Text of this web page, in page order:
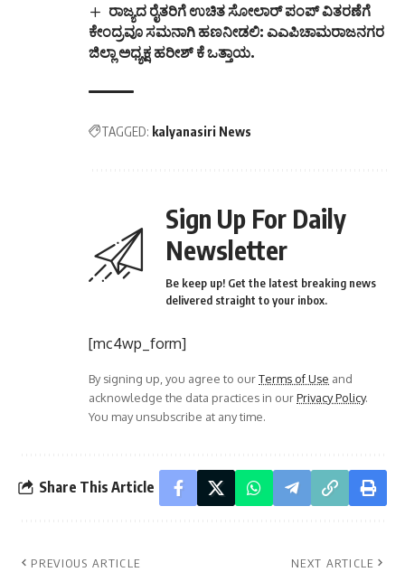
ರಾಜ್ಯದ ರೈತರಿಗೆ ಉಚಿತ ಸೋಲಾರ್ ಪಂಪ್ ವಿತರಣೆಗೆ
ಕೇಂದ್ರವೂ ಸಮನಾಗಿ ಹಣನೀಡಲಿ: ಎಎಪಿಚಾಮರಾಜನಗರ
ಜಿಲ್ಲಾ ಅಧ್ಯಕ್ಷ ಹರೀಶ್ ಕೆ ಒತ್ತಾಯ.
TAGGED: kalyanasiri News
Sign Up For Daily
Newsletter
Be keep up! Get the latest breaking news
delivered straight to your inbox.
[mc4wp_form]
By signing up, you agree to ourTerms of Use and
acknowledge the data practices in ourPrivacy Policy.
You may unsubscribe at any time.
Share This Article
PREVIOUS ARTICLE NEXT ARTICLE